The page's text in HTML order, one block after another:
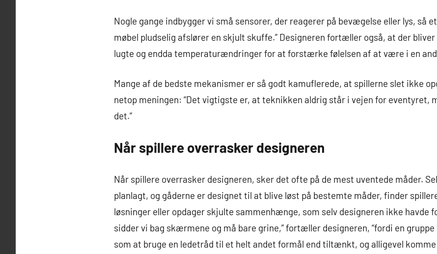
Nogle gange indbygger vi små sensorer, der reagerer på bevægelse eller lys, så
møbel pludselig afslører en skjult skuffe.” Designeren fortæller også, at der
lugte og endda temperaturændringer for at forstærke følelsen af at være i en
Mange af de bedste mekanismer er så godt kamuflerede, at spillerne slet ikke
netop meningen: “Det vigtigste er, at teknikken aldrig står i vejen for
det.”
Når spillere overrasker designeren
Når spillere overrasker designeren, sker det ofte på de mest uventede måder.
planlagt, og gåderne er designet til at blive løst på bestemte måder, finder
løsninger eller opdager skjulte sammenhænge, som selv designeren ikke havde
sidder vi bag skærmene og må bare grine,” fortæller designeren, “fordi en
som at bruge en ledetråd til et helt andet formål end tiltænkt, og alligevel komme